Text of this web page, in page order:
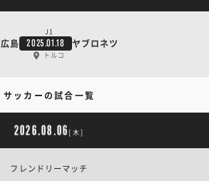
J1
広島 2025.01.18 ヤブロネツ
トルコ
サッカーの試合一覧
2026.08.06 [木]
フレンドリーマッチ